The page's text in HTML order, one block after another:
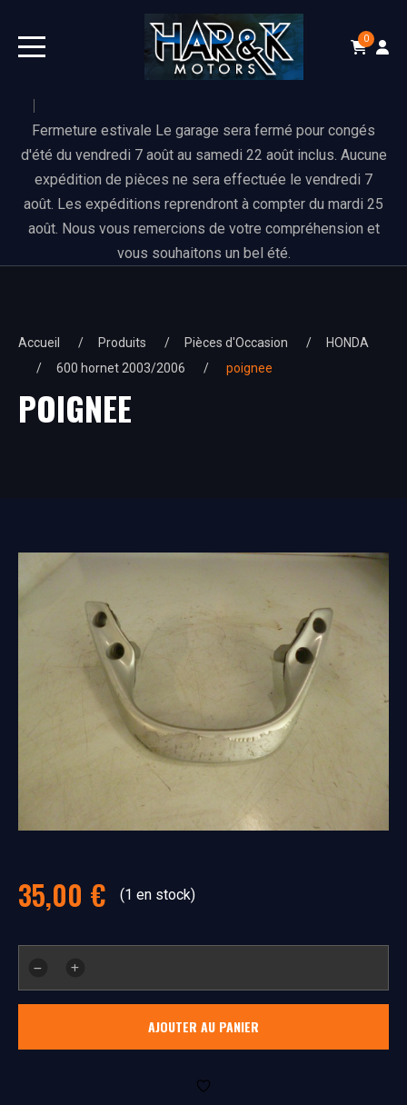
0
Fermeture estivale Le garage sera fermé pour congés
d'été du vendredi 7 août au samedi 22 août inclus. Aucune
expédition de pièces ne sera effectuée le vendredi 7
août. Les expéditions reprendront à compter du mardi 25
août. Nous vous remercions de votre compréhension et
vous souhaitons un bel été.
Accueil Produits Pièces d'Occasion
HONDA
600 hornet 2003/2006
poignee
POIGNEE
35,00 € (1 en stock)
poignee
AJOUTER AU PANIER